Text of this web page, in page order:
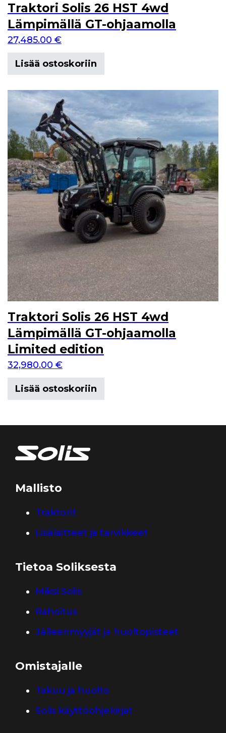
Traktori Solis 26 HST 4wd
Lämpimällä GT-ohjaamolla
27,485.00 €
Lisää ostoskoriin
Traktori Solis 26 HST 4wd
Lämpimällä GT-ohjaamolla
Limited edition
32,980.00 €
Lisää ostoskoriin
Mallisto
Traktorit
Lisälaitteet ja tarvikkeet
Tietoa Soliksesta
Miksi Solis
Rahoitus
Jälleenmyyjät ja huoltopisteet
Omistajalle
Takuu ja huolto
Solis käyttöohjekirjat